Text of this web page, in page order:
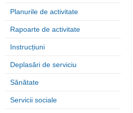
Planurile de activitate
Rapoarte de activitate
Instrucțiuni
Deplasări de serviciu
Sănătate
Servicii sociale